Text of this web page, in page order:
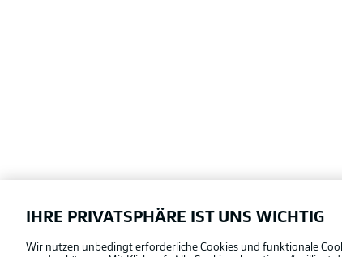
Football as it's meant to be
IHRE PRIVATSPHÄRE IST UNS WICHTIG
Wir nutzen unbedingt erforderliche Cookies und funktionale